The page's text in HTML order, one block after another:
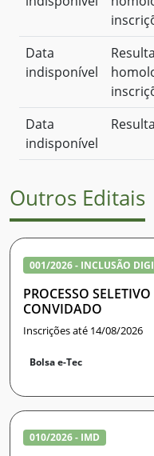
Data
indisponível
Data
indisponível
Outros Editais
001/2026 - INCLUSÃO
PROCESSO
CONVIDADO
Inscrições até 14/08/2026
Bolsa e-Tec
010/2026 - IMD